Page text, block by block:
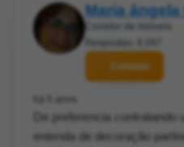
Maria ângela
Corretor de imóveis
Respostas: 8.097
Contatar
há 5 anos
De preferencia
entenda de decoração